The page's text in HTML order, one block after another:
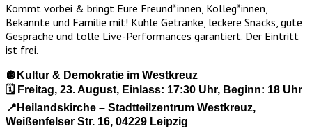
Kommt vorbei & bringt Eure Freund*innen, Kolleg*innen,
Bekannte und Familie mit! Kühle Getränke, leckere Snacks, gute
Gespräche und tolle Live-Performances garantiert. Der Eintritt
ist frei.
🪩Kultur & Demokratie im Westkreuz
🗓️ Freitag, 23. August, Einlass: 17:30 Uhr, Beginn: 18 Uhr
📍Heilandskirche – Stadtteilzentrum Westkreuz,
Weißenfelser Str. 16, 04229 Leipzig